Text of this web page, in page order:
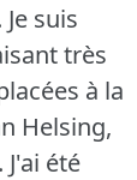
Je suis
très
à la
Helsing,
J'ai été